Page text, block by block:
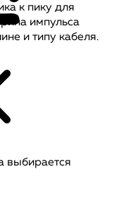
к пику для
импульса
и типу кабеля.
выбирается